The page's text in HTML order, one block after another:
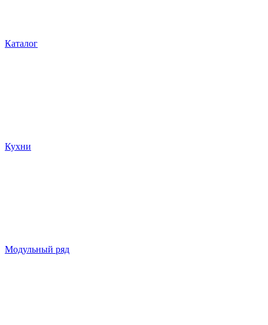
Каталог
Кухни
Модульный ряд